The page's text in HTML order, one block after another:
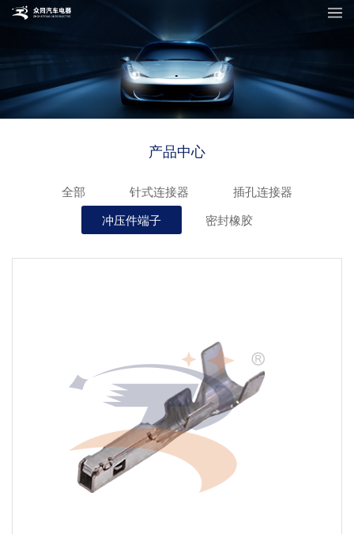
产品中心
全部 针式连接器
插孔连接器
冲压件端子
密封橡胶